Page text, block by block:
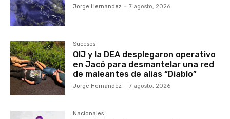
Jorge Hernandez - 7 agosto, 2026
Sucesos
OIJ y la DEA desplegaron operativo
en Jacó para desmantelar una red
de maleantes de alias “Diablo”
Jorge Hernandez - 7 agosto, 2026
Nacionales